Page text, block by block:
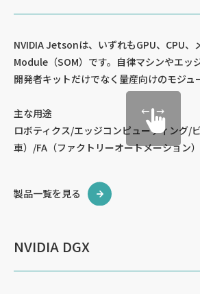
NVIDIA Jetsonは、いずれもGPU、CPU
Module（SOM）です。自律マシンやエッ
開発者キットだけでなく量産向けのモジュ
主な用途
ロボティクス/エッジコンピューティン
車）/FA（ファクトリーオートメーション）
製品一覧を見る
NVIDIA DGX